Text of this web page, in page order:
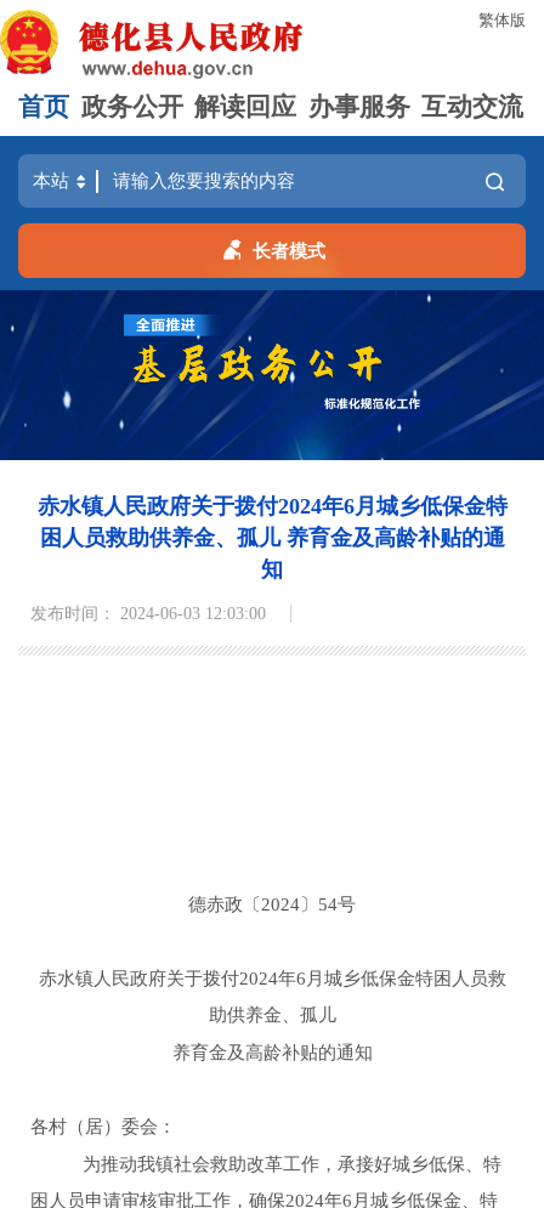
繁体版
首页 政务公开 解读回应 办事服务 互动交流
长者模式
赤水镇人民政府关于拨付2024年6月城乡低保金特
困人员救助供养金、孤儿 养育金及高龄补贴的通
知
发布时间： 2024-06-03 12:03:00
德赤政 〔2024〕 54号
赤水镇人民政府关于拨付2024年6月城乡低保金特困人员救
助供养金、孤儿
养育金及高龄补贴的通知
各村（居）委会：
为推动我镇社会救助改革工作，承接好城乡低保、特
困人员申请审核审批工作，确保2024年6 月城乡低保金、特